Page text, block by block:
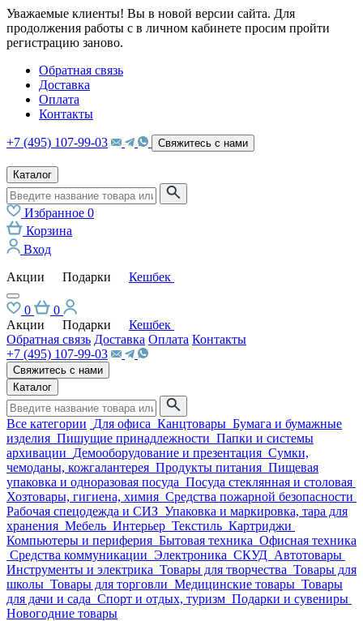
Уважаемые клиенты! Вы в новой версии сайта. Для
продолжения работы с в личном кабинете просим пройти
регистрацию заново.
Обратная связь
Доставка
Оплата
Контакты
+7 (495) 107-99-03 Свяжитесь с нами
Каталог
Избранное 0
Корзина
Вход
Акции
Подарки Кешбек
0
0
Акции
Подарки
Кешбек
Обратная связь Доставка Оплата Контакты
+7 (495) 107-99-03
Свяжитесь с нами
Каталог
Все категории Для офиса Канцтовары Бумага и бумажные
изделия Пишущие принадлежности Папки и системы
архивации Демооборудование и презентация Сумки,
чемоданы, кожгалантерея Продукты питания Пищевая
упаковка и одноразовая посуда Посуда стеклянная и столовая
Хозтовары, гигиена, химия Средства пожарной безопасности
Рабочая спецодежда и СИЗ Упаковка и маркировка, тара для
хранения Мебель Интерьер Текстиль Картриджи
Компьютеры и периферия Бытовая техника Офисная техника
Средства коммуникации Электроника СКУД Автотовары
Инструменты и электрика Товары для творчества Товары для
школы Товары для торговли Медицинские товары Товары
для дачи и сада Спорт и отдых, туризм Подарки и сувениры
Новогодние товары